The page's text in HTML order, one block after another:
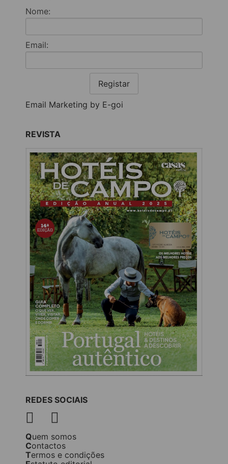
Nome:
Email:
Registar
Email Marketing by E-goi
REVISTA
REDES SOCIAIS
Quem somos
Contactos
Termos e condições